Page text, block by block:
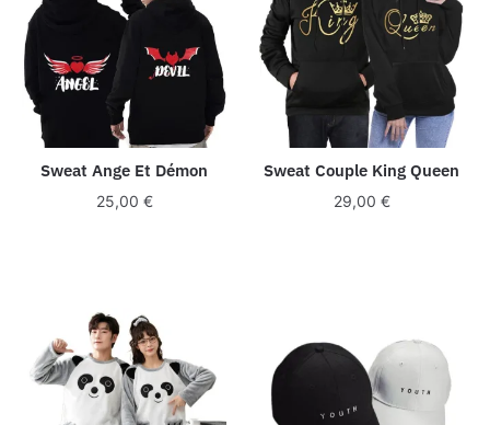
Sweat Ange Et Démon
25,00 €
Sweat Couple King Queen
29,00 €